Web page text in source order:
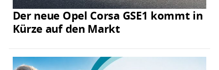
Der neue Opel Corsa GSE1 kommt in
Kürze auf den Markt